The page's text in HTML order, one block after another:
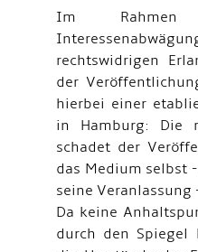
Im Rahmen
rechtswidrigen
der
hierbei einer
in Hamburg: Die
schadet der
das Medium selbst
seine
Da keine
durch den Spiegel